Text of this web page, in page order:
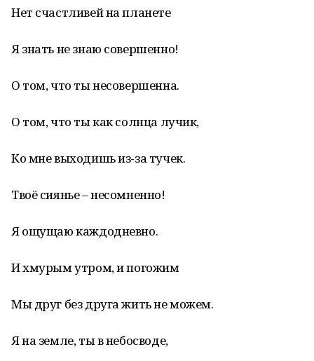
Нет счастливей на планете
Я знать не знаю совершенно!
О том, что ты несовершенна.
О том, что ты как солнца лучик,
Ко мне выходишь из-за тучек.
Твоё сиянье – несомненно!
Я ощущаю каждодневно.
И хмурым утром, и погожим
Мы друг без друга жить не можем.
Я на земле, ты в небосводе,